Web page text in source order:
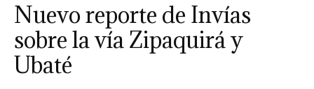
Nuevo reporte de Invías
sobre la vía Zipaquirá y
Ubaté